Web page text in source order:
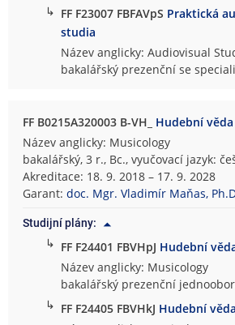
↳ FF F23007 FBFAVpS Praktická
studia
Název anglicky: Audiovisual
bakalářský prezenční se
FF B0215A320003 B-VH_ Hudební věda
Název anglicky: Musicology
bakalářský, 3 r., Bc., vyučovací jazyk:
Akreditace: 18. 9. 2018 – 17. 9. 2028
Garant:doc. Mgr. Vladimír Maňas,
Studijní plány:
↳ FF F24401 FBVHpJ Hudební
Název anglicky: Musicology
bakalářský prezenční
↳ FF F24405 FBVHkJ Hudební věda